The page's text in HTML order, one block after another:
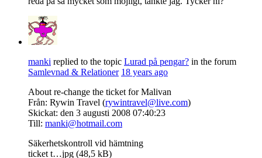
manki replied to the topic Lurad på pengar? in the forum
Samlevnad & Relationer 18 years ago
Från: Rywin Travel (rywintravel@live.com)
Skickat: den 3 augusti 2008 07:40:23
Till: manki@hotmail.com
Säkerhetskontroll vid hämtning
ticket t…jpg (48,5 kB)